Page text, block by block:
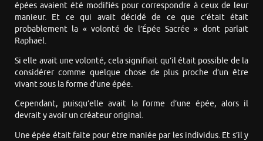
épées avaient été modifiés pour correspondre à ceux de leur
manieur. Et ce qui avait décidé de ce que c’était était
probablement la « volonté de l’Épée Sacrée » dont parlait
Raphaël.
Si elle avait une volonté, cela signifiait qu’il était possible de la
considérer comme quelque chose de plus proche d’un être
vivant sous la forme d’une épée.
Cependant, puisqu’elle avait la forme d’une épée, alors il
devrait y avoir un créateur original.
Une épée était faite pour être maniée par les individus. Et s’il y